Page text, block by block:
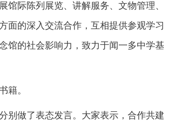
际陈列展览、讲解服务、文物管理、
面的深入交流合作，互相提供参观学习
馆的社会影响力，致力于闻一多中学基
籍。
做了表态发言。大家表示，合作共建